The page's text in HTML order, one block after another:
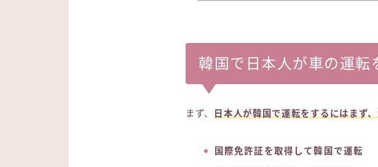
韓国で日本人が車の運転
まず、 日本人が韓国で運転をするにはまず
国際免許証を取得して韓国で運転